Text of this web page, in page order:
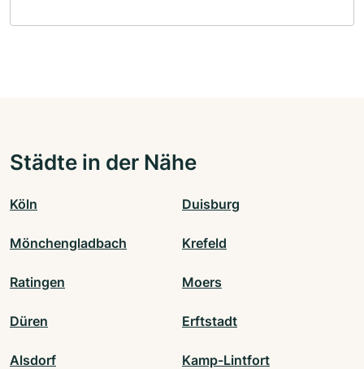
Städte in der Nähe
Köln Duisburg
Mönchengladbach Krefeld
Ratingen Moers
Düren Erftstadt
Alsdorf Kamp-Lintfort